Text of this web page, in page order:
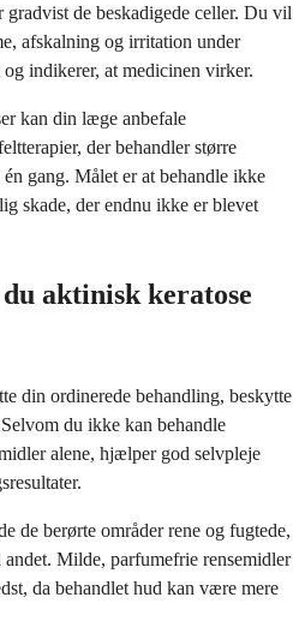
de beskadigede celler. Du vil
afskalning og irritation under
indikerer, at medicinen virker.
kan din læge anbefale
der behandler større
gang. Målet er at behandle ikke
skade, der endnu ikke er blevet
aktinisk keratose
din ordinerede behandling, beskytte
du ikke kan behandle
alene, hjælper god selvpleje
de berørte områder rene og fugtede,
Milde, parfumefrie rensemidler
da behandlet hud kan være mere